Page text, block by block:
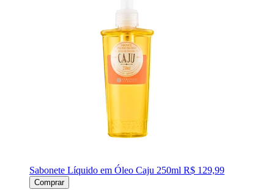
Sabonete Líquido em Óleo Caju 250ml R$ 129,99
Comprar